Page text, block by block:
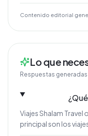
Contenido editorial
Lo que
Respuestas
Viajes Shalam
principal son los